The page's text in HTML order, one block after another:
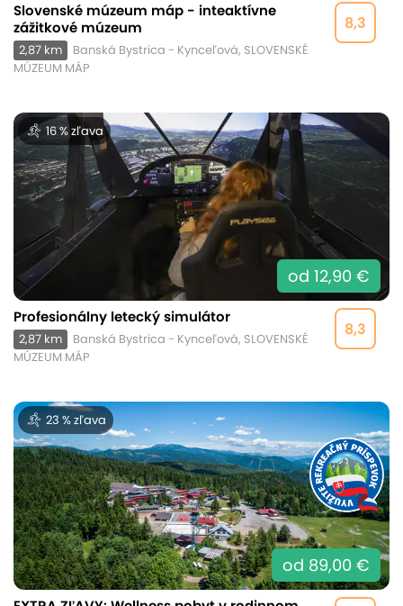
8,3
Slovenské múzeum máp - inteaktívne
zážitkové múzeum
2,87 km
Banská Bystrica - Kynceľová, SLOVENSKÉ
MÚZEUM MÁP
16 % zľava
od 12,90 €
8,3
Profesionálny letecký simulátor
2,87 km
Banská Bystrica - Kynceľová, SLOVENSKÉ
MÚZEUM MÁP
23 % zľava
od 89,00 €